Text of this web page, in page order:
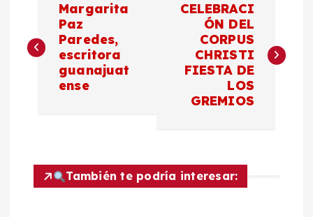
a
v
a
Margarita
Paz
Paredes,
escritora
guanajuat
ense
CELEBRACI
ÓN DEL
CORPUS
CHRISTI
FIESTA DE
LOS
GREMIOS
También te podría interesar: